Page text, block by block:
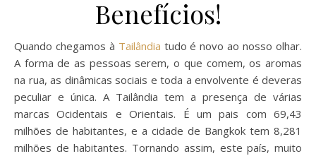
Benefícios!
Quando chegamos à Tailândia tudo é novo ao nosso olhar.
A forma de as pessoas serem, o que comem, os aromas
na rua, as dinâmicas sociais e toda a envolvente é deveras
peculiar e única. A Tailândia tem a presença de várias
marcas Ocidentais e Orientais. É um pais com 69,43
milhões de habitantes, e a cidade de Bangkok tem 8,281
milhões de habitantes. Tornando assim, este país, muito